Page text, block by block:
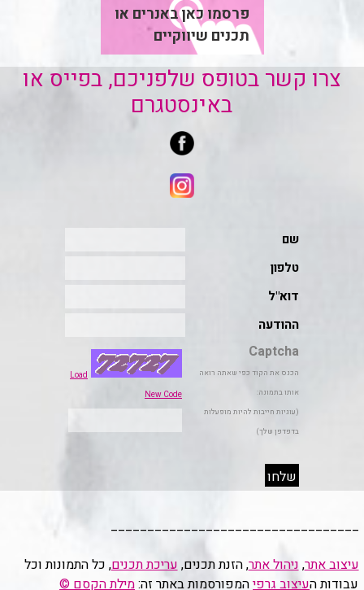
צרו קשר בטופס שלפניכם, בפייס או
באינסטגרם
פרסמו כאן באנרים או
תכנים שיווקיים
__________________________________
עיצוב אתר,ניהול אתר, הזנת תכנים,עריכת תכנים, כל התמונות וכל
עבודות העיצוב גרפיהמפורסמות באתר זה:מילת הקסם ©